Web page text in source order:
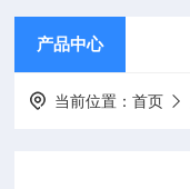
产品中心
当前位置：首页